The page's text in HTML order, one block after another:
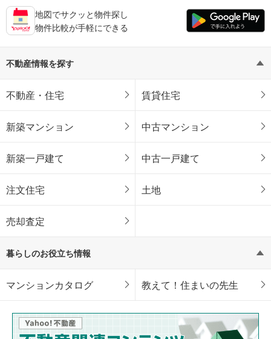
地図でサクッと物件探し
物件比較が手軽にできる
不動産情報を探す
不動産・住宅 賃貸住宅
新築マンション 中古マンション
新築一戸建て 中古一戸建て
注文住宅 土地
売却査定
暮らしのお役立ち情報
マンションカタログ 教えて！住まいの先生